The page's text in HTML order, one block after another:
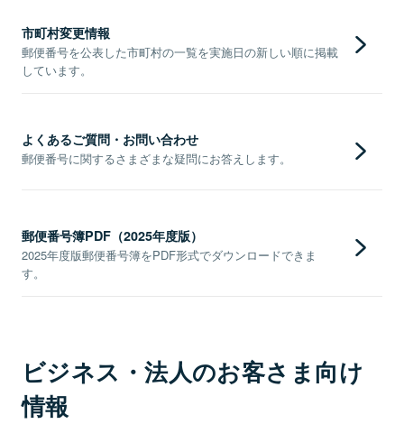
市町村変更情報
郵便番号を公表した市町村の一覧を実施日の新しい順に掲載
しています。
よくあるご質問・お問い合わせ
郵便番号に関するさまざまな疑問にお答えします。
郵便番号簿PDF（2025年度版）
2025年度版郵便番号簿をPDF形式でダウンロードできま
す。
ビジネス・法人のお客さま向け
情報